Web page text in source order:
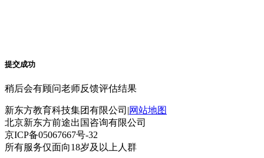
提交成功
稍后会有顾问老师反馈评估结果
新东方教育科技集团有限公司|网站地图
北京新东方前途出国咨询有限公司
京ICP备05067667号-32
所有服务仅面向18岁及以上人群